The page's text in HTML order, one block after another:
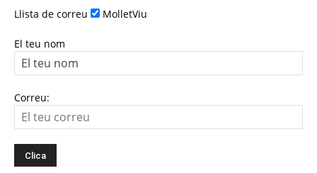
Llista de correu MolletViu
El teu nom
Correu: